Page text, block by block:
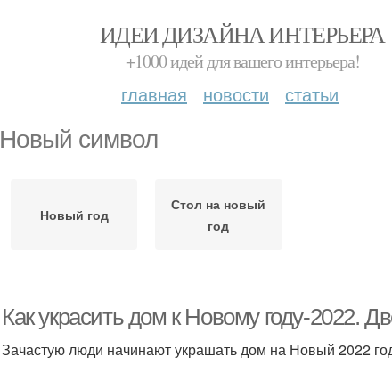
ИДЕИ ДИЗАЙНА ИНТЕРЬЕРА
+1000 идей для вашего интерьера!
главная новости статьи
Новый символ
Новый год
Стол на новый
год
Как украсить дом к Новому году-2022.
Зачастую люди начинают украшать дом на Новый 2022